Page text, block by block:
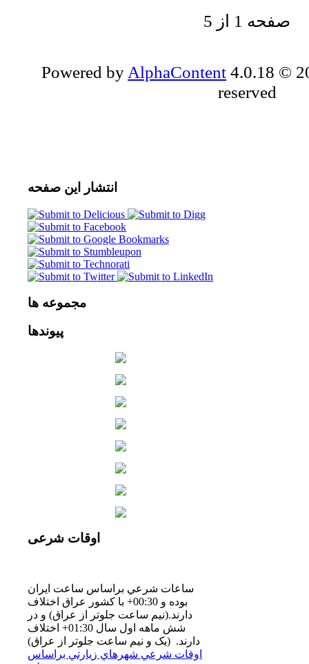
صفحه 1 از 5
Powered by AlphaContent 4.0.18 ©
reserved
انتشار این صفحه
مجموعه ها
پیوندها
اوقات شرعی
ساعات شرعي براساس ساعت ايران
بوده و 00:30+ با كشور عراق اختلاف
دارند.(نيم ساعت جلوتر از عراق) و در
شش ماهه اول سال 01:30+ اختلاف
دارند. (یک و نیم ساعت جلوتر از عراق)
اوقات شرعي شهرهاي زيارتي براساس